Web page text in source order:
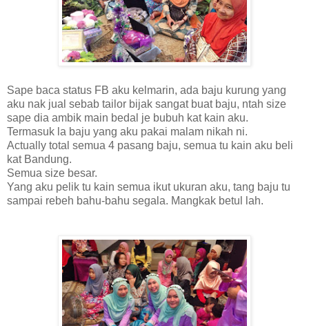
Sape baca status FB aku kelmarin, ada baju kurung yang
aku nak jual sebab tailor bijak sangat buat baju, ntah size
sape dia ambik main bedal je bubuh kat kain aku.
Termasuk la baju yang aku pakai malam nikah ni.
Actually total semua 4 pasang baju, semua tu kain aku beli
kat Bandung.
Semua size besar.
Yang aku pelik tu kain semua ikut ukuran aku, tang baju tu
sampai rebeh bahu-bahu segala. Mangkak betul lah.